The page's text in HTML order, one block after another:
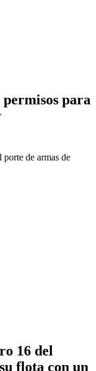
para
de armas de
16 del
flota con un